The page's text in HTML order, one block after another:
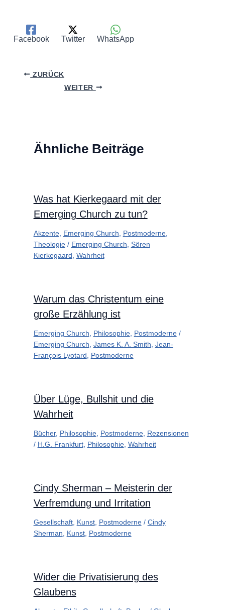
Facebook Twitter WhatsApp
ZURÜCK
WEITER
Ähnliche Beiträge
Was hat Kierkegaard mit der
Emerging Church zu tun?
Akzente, Emerging Church, Postmoderne,
Theologie/ Emerging Church, Sören
Kierkegaard, Wahrheit
Warum das Christentum eine
große Erzählung ist
Emerging Church, Philosophie, Postmoderne/
Emerging Church, James K. A. Smith, Jean-
François Lyotard, Postmoderne
Über Lüge, Bullshit und die
Wahrheit
Bücher, Philosophie, Postmoderne, Rezensionen
/ H.G. Frankfurt, Philosophie, Wahrheit
Cindy Sherman – Meisterin der
Verfremdung und Irritation
Gesellschaft, Kunst, Postmoderne/ Cindy
Sherman, Kunst, Postmoderne
Wider die Privatisierung des
Glaubens